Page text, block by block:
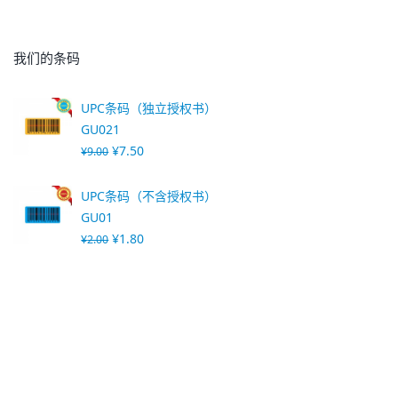
我们的条码
UPC条码（独立授权书）
GU021
¥9.00 ¥7.50
UPC条码（不含授权书）
GU01
¥2.00 ¥1.80